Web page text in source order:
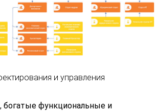
и управления
, богатые функциональные и